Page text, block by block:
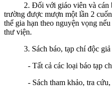
2. Đối với giáo viên và cán
trường được mượn một lần 2
thể gia hạn theo nguyện vọng
thư viện.
3. Sách báo, tạp chí độc giả
- Tất cả các loại báo tạp
- Sách tham khảo, tra cứu,